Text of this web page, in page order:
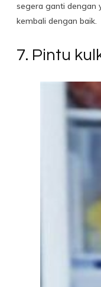
segera ganti dengan
kembali dengan baik.
7. Pintu